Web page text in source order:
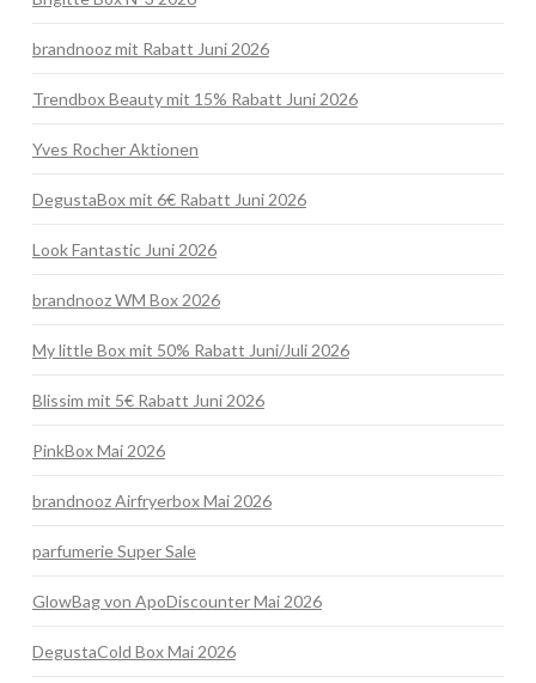
brandnooz mit Rabatt Juni 2026
Trendbox Beauty mit 15% Rabatt Juni 2026
Yves Rocher Aktionen
DegustaBox mit 6€ Rabatt Juni 2026
Look Fantastic Juni 2026
brandnooz WM Box 2026
My little Box mit 50% Rabatt Juni/Juli 2026
Blissim mit 5€ Rabatt Juni 2026
PinkBox Mai 2026
brandnooz Airfryerbox Mai 2026
parfumerie Super Sale
GlowBag von ApoDiscounter Mai 2026
DegustaCold Box Mai 2026